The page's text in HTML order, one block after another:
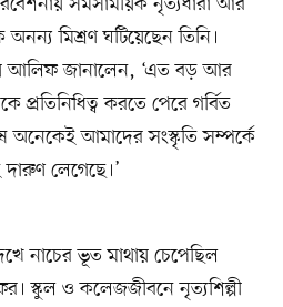
মিশ্রণ ঘটিয়েছেন তিনি।
আলিফ জানালেন, ‘এত বড় আর
করতে পেরে গর্বিত
অনেকেই আমাদের সংস্কৃতি সম্পর্কে
লেগেছে।’
নাচের ভূত মাথায় চেপেছিল
স্কুল ও কলেজজীবনে নৃত্যশিল্পী